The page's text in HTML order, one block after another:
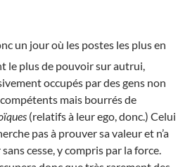
un jour où les postes les plus en
le plus de pouvoir sur autrui,
occupés par des gens non
mais bourrés de
(relatifs à leur ego, donc.) Celui
pas à prouver sa valeur et n’a
cesse, y compris par la force.